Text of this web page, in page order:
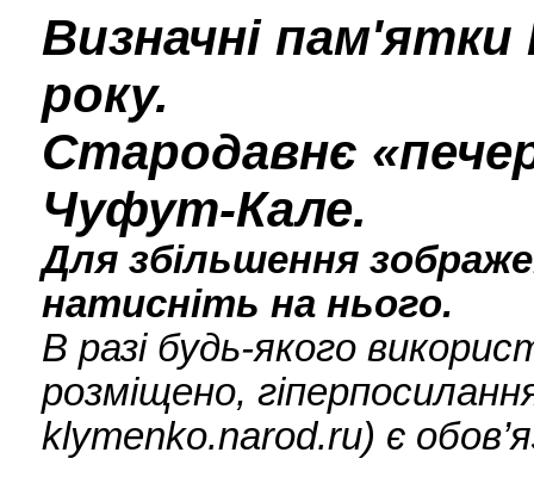
Визначні пам'ятки
року.
Стародавнє
Чуфут-Кале.
Для збільшення
натисніть на нього.
В разі будь-якого
розміщено,
klymenko.narod.ru) є